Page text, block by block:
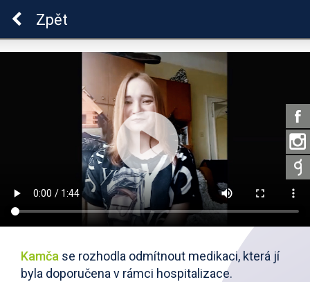
Zpět
Kamča se rozhodla odmítnout medikaci, která jí
byla doporučena v rámci hospitalizace.